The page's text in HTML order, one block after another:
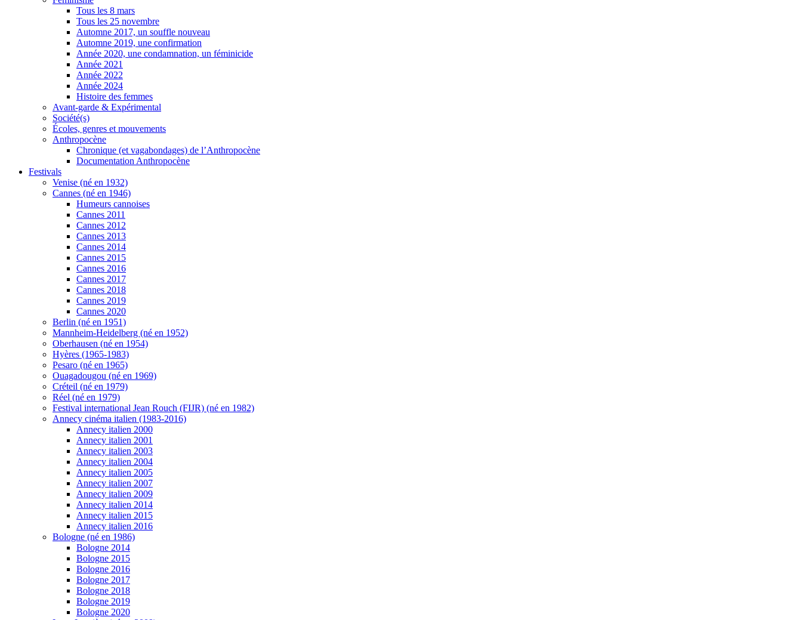
Tous les 8 mars
Tous les 25 novembre
Automne 2017, un souffle nouveau
Automne 2019, une confirmation
Année 2020, une condamnation, un féminicide
Année 2021
Année 2022
Année 2024
Histoire des femmes
Avant-garde & Expérimental
Société(s)
Écoles, genres et mouvements
Anthropocène
Chronique (et vagabondages) de l’Anthropocène
Documentation Anthropocène
Festivals
Venise (né en 1932)
Cannes (né en 1946)
Humeurs cannoises
Cannes 2011
Cannes 2012
Cannes 2013
Cannes 2014
Cannes 2015
Cannes 2016
Cannes 2017
Cannes 2018
Cannes 2019
Cannes 2020
Berlin (né en 1951)
Mannheim-Heidelberg (né en 1952)
Oberhausen (né en 1954)
Hyères (1965-1983)
Pesaro (né en 1965)
Ouagadougou (né en 1969)
Créteil (né en 1979)
Réel (né en 1979)
Festival international Jean Rouch (FIJR) (né en 1982)
Annecy cinéma italien (1983-2016)
Annecy italien 2000
Annecy italien 2001
Annecy italien 2003
Annecy italien 2004
Annecy italien 2005
Annecy italien 2007
Annecy italien 2009
Annecy italien 2014
Annecy italien 2015
Annecy italien 2016
Bologne (né en 1986)
Bologne 2014
Bologne 2015
Bologne 2016
Bologne 2017
Bologne 2018
Bologne 2019
Bologne 2020